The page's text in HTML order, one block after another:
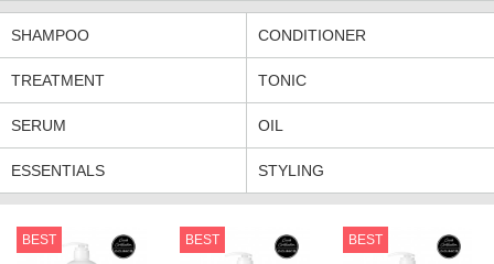
SHAMPOO CONDITIONER
TREATMENT TONIC
SERUM OIL
ESSENTIALS STYLING
BEST BEST BEST